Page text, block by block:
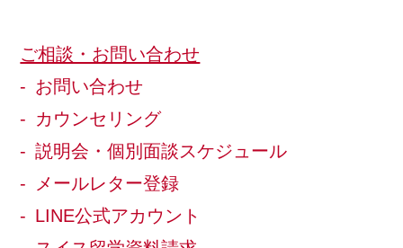
ご相談・お問い合わせ
お問い合わせ
カウンセリング
説明会・個別面談スケジュール
メールレター登録
LINE公式アカウント